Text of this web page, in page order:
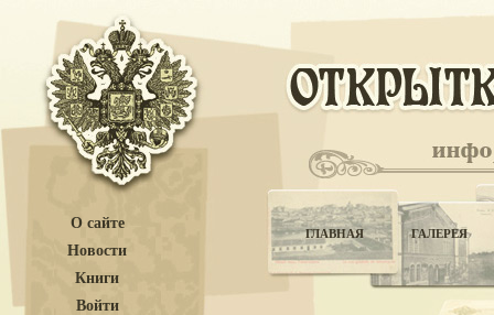
О сайте
Новости
Книги
Войти
ГЛАВНАЯ ГАЛЕРЕЯ